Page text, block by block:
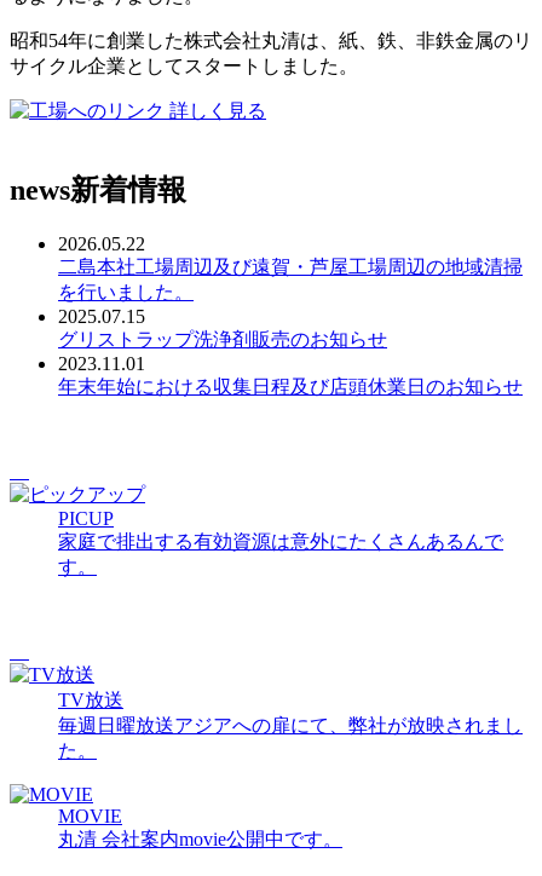
昭和54年に創業した株式会社丸清は、紙、鉄、非鉄金属のリ
サイクル企業としてスタートしました。
詳しく見る
news新着情報
2026.05.22
二島本社工場周辺及び遠賀・芦屋工場周辺の地域清掃
を行いました。
2025.07.15
グリストラップ洗浄剤販売のお知らせ
2023.11.01
年末年始における収集日程及び店頭休業日のお知らせ
PICUP
家庭で排出する有効資源は意外にたくさんあるんで
す。
TV放送
毎週日曜放送アジアへの扉にて、弊社が放映されまし
た。
MOVIE
丸清 会社案内movie公開中です。